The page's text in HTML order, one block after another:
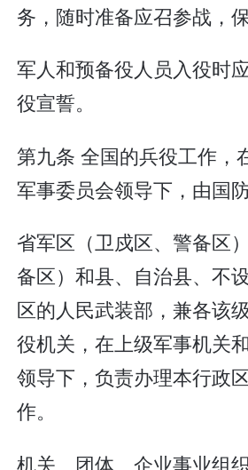
务，随时准备应召参战，保
军人和预备役人员入役时
役宣誓。
第九条 全国的兵役工作，
军事委员会领导下，由国防
省军区（卫戍区、警备区
备区）和县、自治县、不
区的人民武装部，兼各该
役机关，在上级军事机关
领导下，负责办理本行政
作。
机关、团体、企业事业组